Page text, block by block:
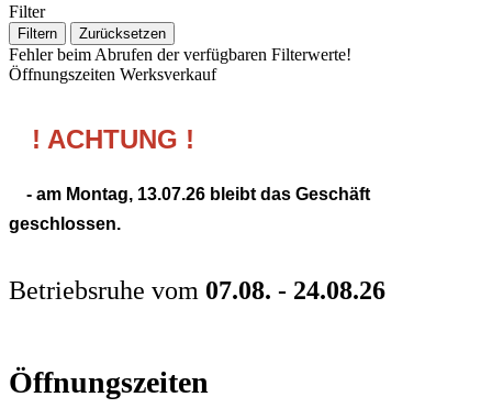
Filter
Filtern Zurücksetzen
Fehler beim Abrufen der verfügbaren Filterwerte!
Öffnungszeiten Werksverkauf
! ACHTUNG !
- am Montag, 13.07.26 bleibt das Geschäft
geschlossen.
Betriebsruhe vom 07.08. - 24.08.26
Öffnungszeiten